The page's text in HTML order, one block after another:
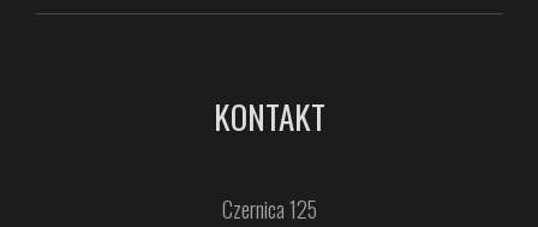
KONTAKT
Czernica 125